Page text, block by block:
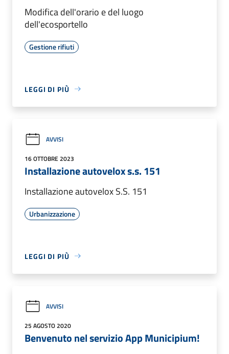
Modifica dell'orario e del luogo
dell'ecosportello
Gestione rifiuti
LEGGI DI PIÙ
AVVISI
16 OTTOBRE 2023
Installazione autovelox s.s. 151
Installazione autovelox S.S. 151
Urbanizzazione
LEGGI DI PIÙ
AVVISI
25 AGOSTO 2020
Benvenuto nel servizio App Municipium!